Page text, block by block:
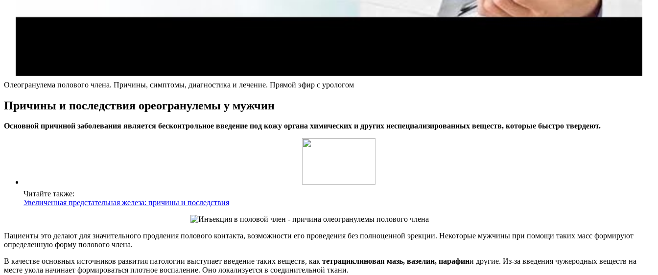
Олеогранулема полового члена. Причины, симптомы, диагностика и лечение. Прямой эфир с урологом
Причины и последствия ореогранулемы у мужчин
Основной причиной заболевания является бесконтрольное введение под кожу органа химических и других неспециализированных веществ, которые быстро твердеют.
Читайте также:
Увеличенная предстательная железа: причины и последствия
Пациенты это делают для значительного продления полового контакта, возможности его проведения без полноценной эрекции. Некоторые мужчины при помощи таких масс формируют
определенную форму полового члена.
В качестве основных источников развития патологии выступает введение таких веществ, как тетрациклиновая мазь, вазелин, парафини другие. Из-за введения чужеродных веществ на
месте укола начинает формироваться плотное воспаление. Оно локализуется в соединительной ткани.